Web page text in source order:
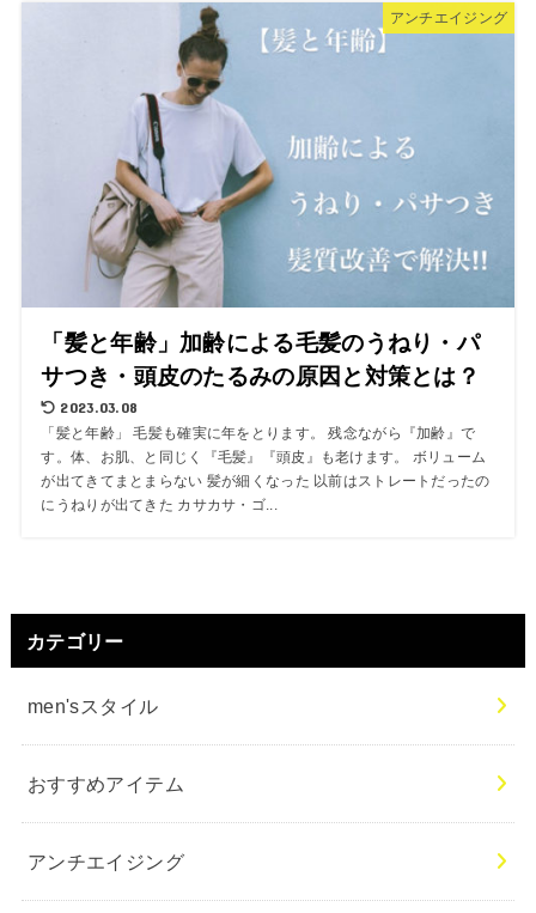
アンチエイジング
「髪と年齢」加齢による毛髪のうねり・パ
サつき・頭皮のたるみの原因と対策とは？
2023.03.08
「髪と年齢」 毛髪も確実に年をとります。 残念ながら『加齢』で
す。体、お肌、と同じく『毛髪』『頭皮』も老けます。 ボリューム
が出てきてまとまらない 髪が細くなった 以前はストレートだったの
にうねりが出てきた カサカサ・ゴ...
カテゴリー
men'sスタイル
おすすめアイテム
アンチエイジング